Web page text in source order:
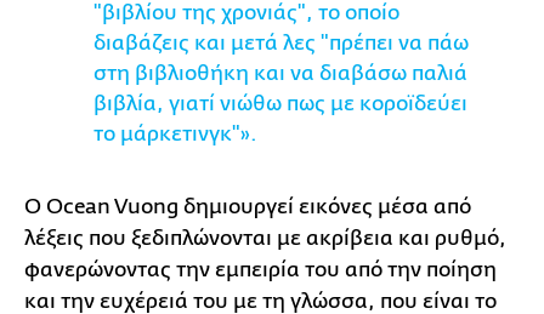
"βιβλίου της χρονιάς", το οποίο
διαβάζεις και μετά λες "πρέπει να πάω
στη βιβλιοθήκη και να διαβάσω παλιά
βιβλία, γιατί νιώθω πως με κοροϊδεύει
το μάρκετινγκ"».
Ο Ocean Vuong δημιουργεί εικόνες μέσα από
λέξεις που ξεδιπλώνονται με ακρίβεια και ρυθμό,
φανερώνοντας την εμπειρία του από την ποίηση
και την ευχέρειά του με τη γλώσσα, που είναι το